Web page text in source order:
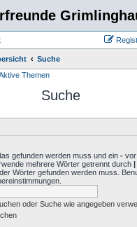
Suche
Themen
Suche
gefunden werden muss und ein - vor
mehrere Wörter getrennt durch |
Wörter gefunden werden muss.
oder Suche wie angegeben